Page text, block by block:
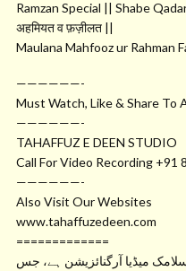
Ramzan Special || Shabe
अहमियत व फ़ज़ीलत ||
Maulana Mahfooz ur Rahman
——————-
Must Watch, Like & Share To
——————-
TAHAFFUZ E DEEN STUDIO
Call For Video Recording +91
——————-
Also Visit Our Websites
www.tahaffuzedeen.com
=============
میڈیا آرگنائزیشن ہے، جس